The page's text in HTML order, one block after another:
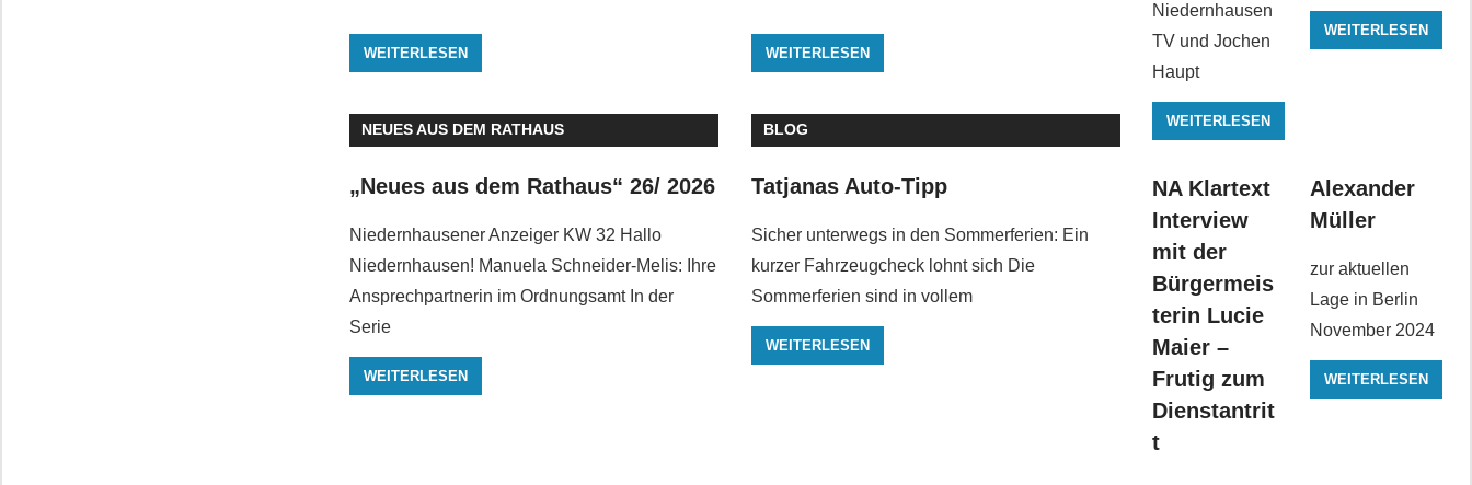
WEITERLESEN WEITERLESEN
NEUES AUS DEM RATHAUS
„Neues aus dem Rathaus“ 26/ 2026
Niedernhausener Anzeiger KW 32 Hallo
Niedernhausen! Manuela Schneider-Melis: Ihre
Ansprechpartnerin im Ordnungsamt In der
Serie
WEITERLESEN
BLOG
Tatjanas Auto-Tipp
Sicher unterwegs in den ­Sommerferien: Ein
kurzer ­Fahrzeugcheck lohnt sich Die
Sommerferien sind in vollem
WEITERLESEN
Niedernhausen
TV und Jochen
Haupt
WEITERLESEN
WEITERLESEN
NA Klartext
Interview
mit der
Bürgermeis
terin Lucie
Maier –
Frutig zum
Dienstantrit
t
Alexander
Müller
zur aktuellen
Lage in Berlin
November 2024
WEITERLESEN